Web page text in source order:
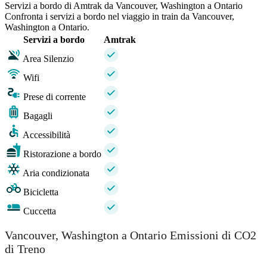
Servizi a bordo di Amtrak da Vancouver, Washington a Ontario
Confronta i servizi a bordo nel viaggio in train da Vancouver,
Washington a Ontario.
Servizi a bordo
Amtrak
Area Silenzio
Wifi
Prese di corrente
Bagagli
Accessibilità
Ristorazione a bordo
Aria condizionata
Bicicletta
Cuccetta
Vancouver, Washington a Ontario Emissioni di CO2
di Treno